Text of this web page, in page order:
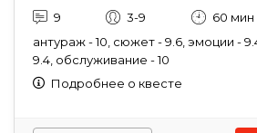
9 3-9 60 мин
антураж - 10, сюжет - 9.6, эмоции -
9.4, обслуживание - 10
Подробнее о квесте